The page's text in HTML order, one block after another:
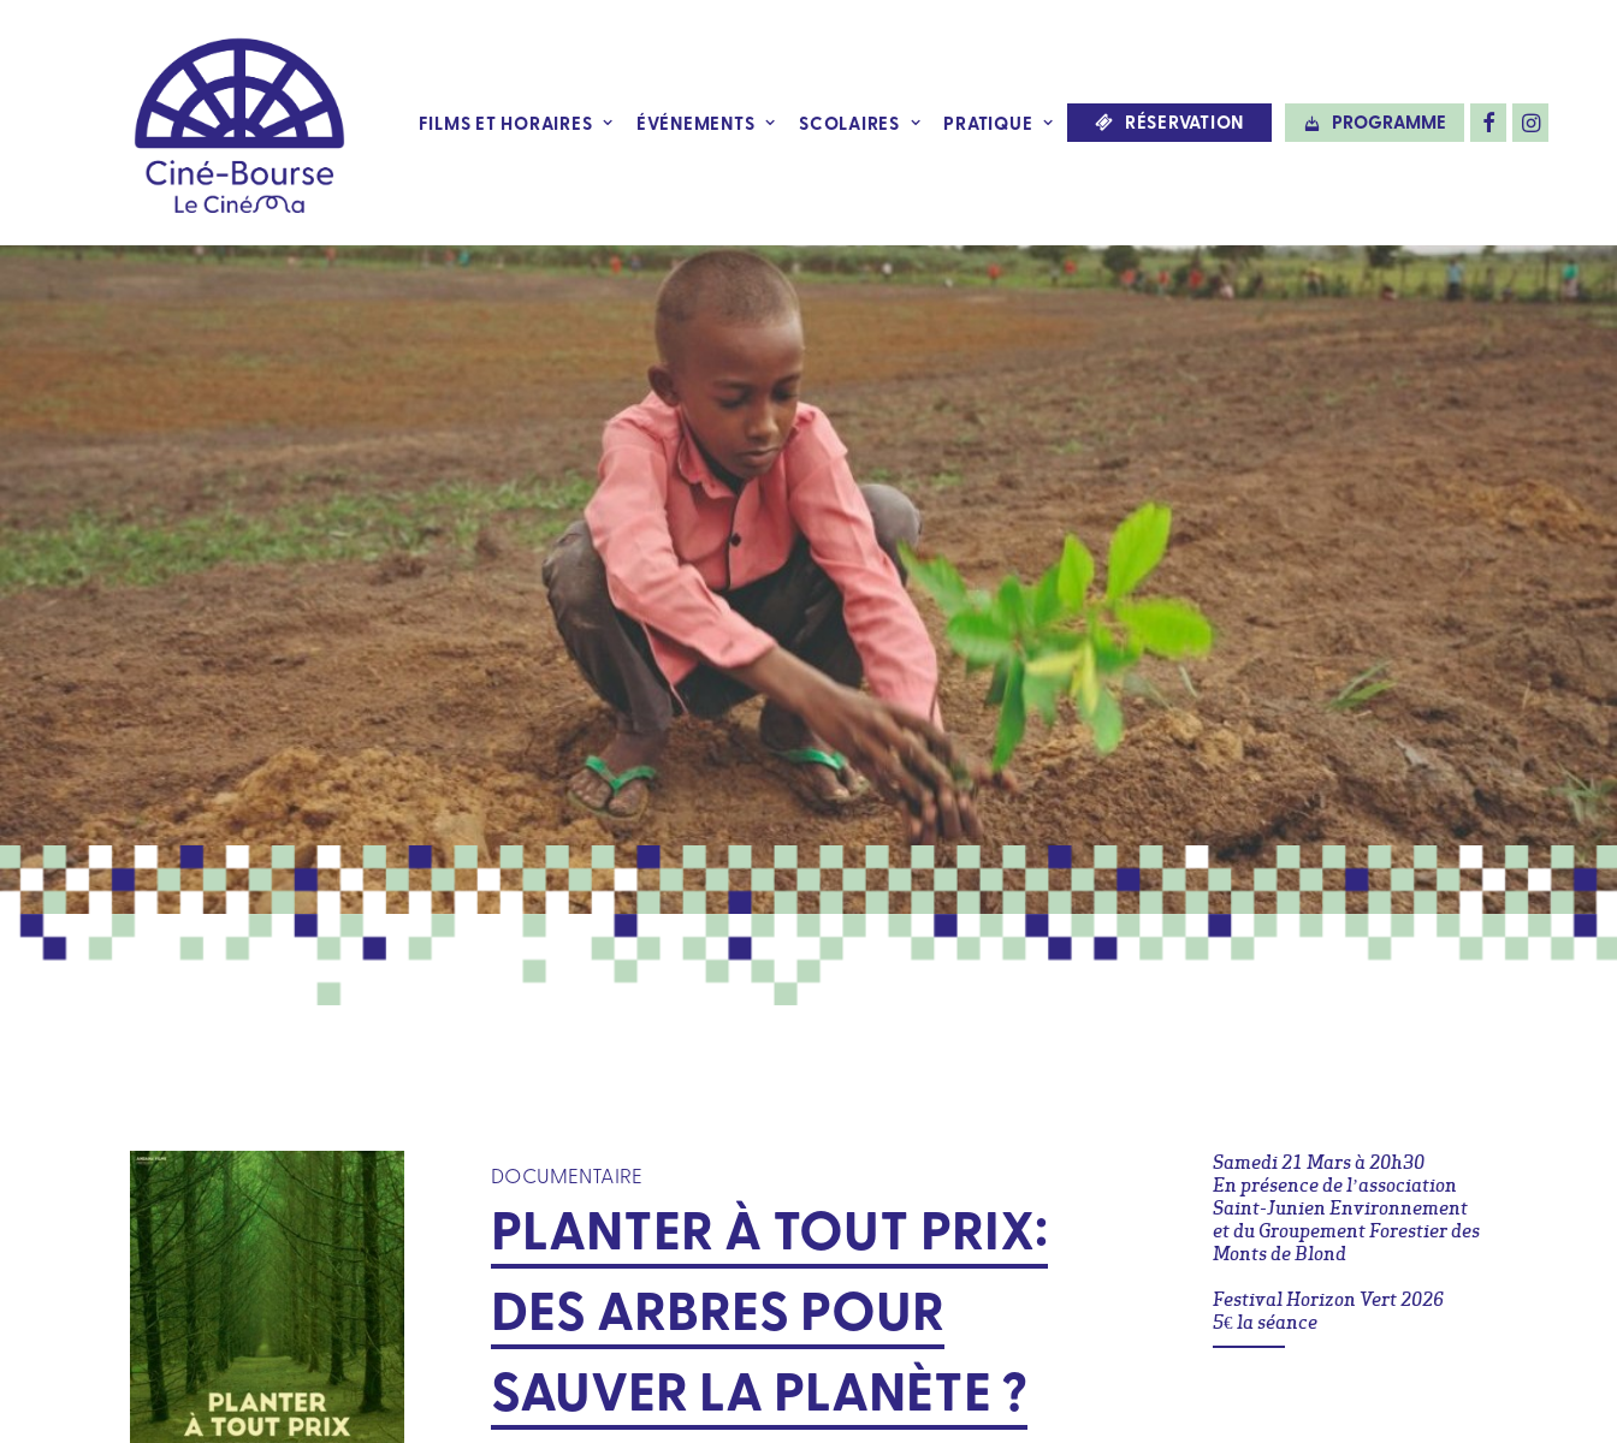
FILMS ET HORAIRES ÉVÉNEMENTS SCOLAIRES PRATIQUE RÉSERVATION PROGRAMME
DOCUMENTAIRE
PLANTER À TOUT PRIX:
DES ARBRES POUR
SAUVER LA PLANÈTE ?
Samedi 21 Mars à 20h30
En présence de l’association
Saint-Junien Environnement
et du Groupement Forestier des
Monts de Blond
Festival Horizon Vert 2026
5€ la séance